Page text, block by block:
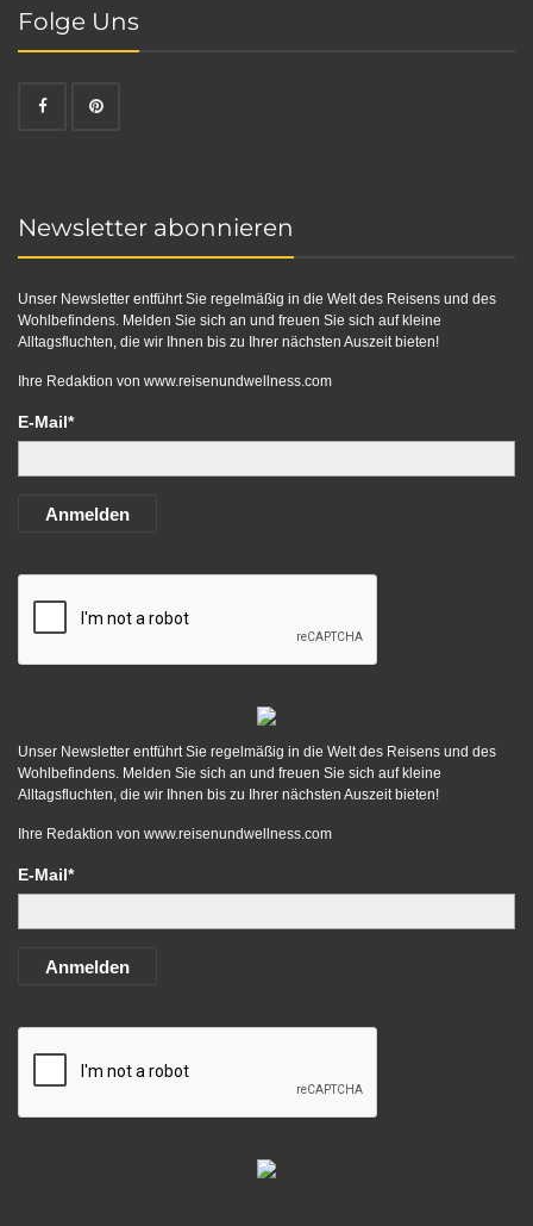
Folge Uns
Newsletter abonnieren
Unser Newsletter entführt Sie regelmäßig in die Welt des Reisens und des
Wohlbefindens. Melden Sie sich an und freuen Sie sich auf kleine
Alltagsfluchten, die wir Ihnen bis zu Ihrer nächsten Auszeit bieten!
Ihre Redaktion von www.reisenundwellness.com
E-Mail*
Anmelden
Unser Newsletter entführt Sie regelmäßig in die Welt des Reisens und des
Wohlbefindens. Melden Sie sich an und freuen Sie sich auf kleine
Alltagsfluchten, die wir Ihnen bis zu Ihrer nächsten Auszeit bieten!
Ihre Redaktion von www.reisenundwellness.com
E-Mail*
Anmelden